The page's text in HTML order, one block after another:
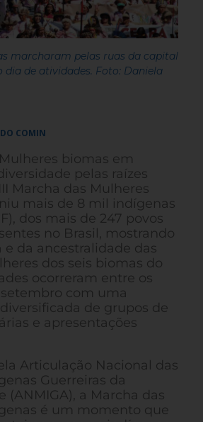
marcharam pelas ruas da capital
dia de atividades. Foto: Daniela
COMIN
biomas em
pelas raízes
Marcha das Mulheres
mais de 8 mil indígenas
dos mais de 247 povos
no Brasil, mostrando
e da ancestralidade das
dos seis biomas do
ocorreram entre os
setembro com uma
de grupos de
e apresentações
Articulação Nacional das
Guerreiras da
(ANMIGA), a Marcha das
é um momento que